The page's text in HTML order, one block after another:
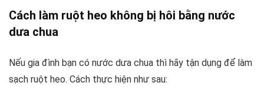
Cách làm ruột heo không bị hôi bằng nước
dưa chua
Nếu gia đình bạn có nước dưa chua thì hãy tận dụng để làm
sạch ruột heo. Cách thực hiện như sau: